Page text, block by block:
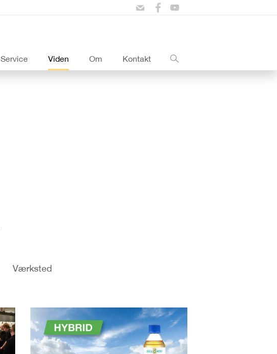
Service Viden Om Kontakt
Værksted